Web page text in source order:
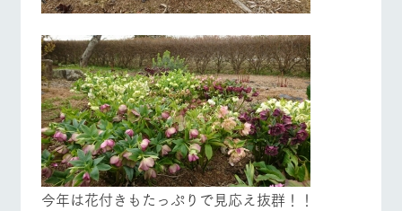
今年は花付きもたっぷりで見応え抜群！！